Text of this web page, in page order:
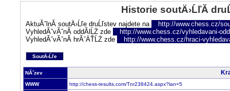
Historie soutÄ›ĹľĂ­
AktuĂˇlnĂ­ soutÄ›Ĺľe druĹľstev najdete na
http://www.chess.cz/
VyhledĂˇvĂˇnĂ­ oddĂ­lĹŻ zde
http://www.chess.cz/vyhledavani-
VyhledĂˇvĂˇnĂ­ hrĂˇÄŤĹŻ zde
http://www.chess.cz/hraci-
SoutÄ›Ĺľe
NĂˇzev
WWW http://chess-results.com/Tnr238424.aspx?lan=5